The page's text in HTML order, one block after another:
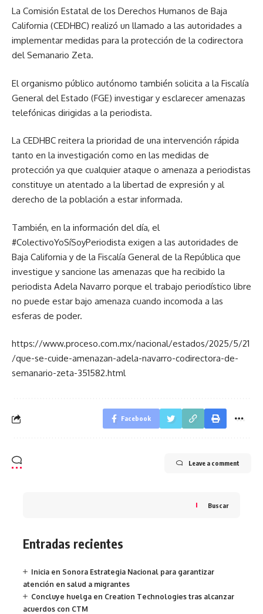
La Comisión Estatal de los Derechos Humanos de Baja
California (CEDHBC) realizó un llamado a las autoridades a
implementar medidas para la protección de la codirectora
del Semanario Zeta.
El organismo público autónomo también solicita a la Fiscalía
General del Estado (FGE) investigar y esclarecer amenazas
telefónicas dirigidas a la periodista.
La CEDHBC reitera la prioridad de una intervención rápida
tanto en la investigación como en las medidas de
protección ya que cualquier ataque o amenaza a periodistas
constituye un atentado a la libertad de expresión y al
derecho de la población a estar informada.
También, en la información del día, el
#ColectivoYoSíSoyPeriodista exigen a las autoridades de
Baja California y de la Fiscalía General de la República que
investigue y sancione las amenazas que ha recibido la
periodista Adela Navarro porque el trabajo periodístico libre
no puede estar bajo amenaza cuando incomoda a las
esferas de poder.
https://www.proceso.com.mx/nacional/estados/2025/5/21
/que-se-cuide-amenazan-adela-navarro-codirectora-de-
semanario-zeta-351582.html
Facebook
Leave a comment
Buscar
Entradas recientes
Inicia en Sonora Estrategia Nacional para garantizar
atención en salud a migrantes
Concluye huelga en Creation Technologies tras alcanzar
acuerdos con CTM